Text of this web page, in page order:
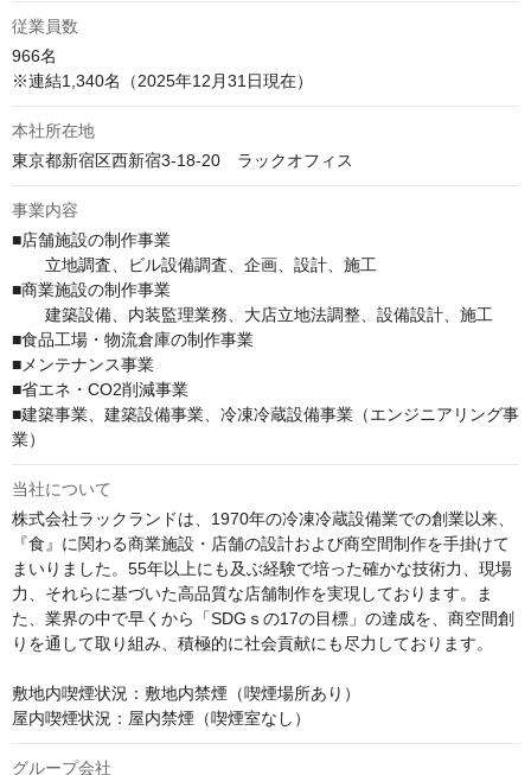
従業員数
966名
本社所在地
東京都新宿区西新宿3-18-20　ラックオフィス
事業内容
■店舗施設の制作事業
立地調査、ビル設備調査、企画、設計、施工
■商業施設の制作事業
建築設備、内装監理業務、大店立地法調整、設備設計、施工
■食品工場・物流倉庫の制作事業
■メンテナンス事業
■省エネ・CO2削減事業
■建築事業、建築設備事業、冷凍冷蔵設備事業（エンジニアリング事
業）
当社について
株式会社ラックランドは、1970年の冷凍冷蔵設備業での創業以来、
『食』に関わる商業施設・店舗の設計および商空間制作を手掛けて
まいりました。55年以上にも及ぶ経験で培った確かな技術力、現場
力、それらに基づいた高品質な店舗制作を実現しております。ま
た、業界の中で早くから「SDGｓの17の目標」の達成を、商空間創
りを通して取り組み、積極的に社会貢献にも尽力しております。
敷地内喫煙状況：敷地内禁煙（喫煙場所あり）
屋内喫煙状況：屋内禁煙（喫煙室なし）
グループ会社